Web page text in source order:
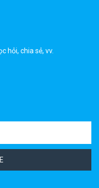
hỏi, chia sẻ, vv.